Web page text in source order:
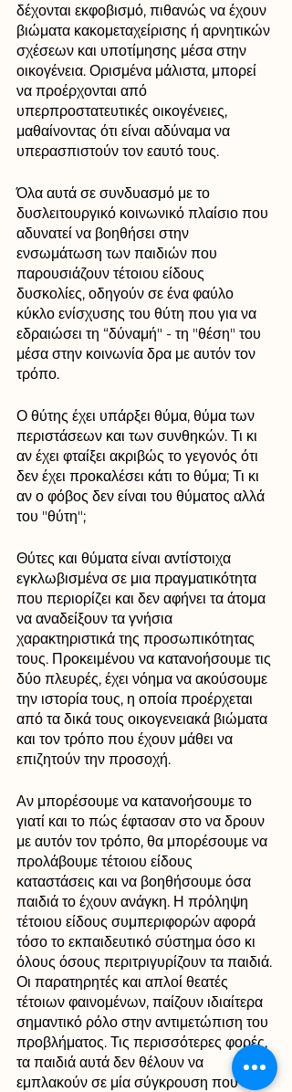
δέχονται εκφοβισμό, πιθανώς να έχουν
βιώματα κακομεταχείρισης ή αρνητικών
σχέσεων και υποτίμησης μέσα στην
οικογένεια. Ορισμένα μάλιστα, μπορεί
να προέρχονται από
υπερπροστατευτικές οικογένειες,
μαθαίνοντας ότι είναι αδύναμα να
υπερασπιστούν τον εαυτό τους.
Όλα αυτά σε συνδυασμό με το
δυσλειτουργικό κοινωνικό πλαίσιο που
αδυνατεί να βοηθήσει στην
ενσωμάτωση των παιδιών που
παρουσιάζουν τέτοιου είδους
δυσκολίες, οδηγούν σε ένα φαύλο
κύκλο ενίσχυσης του θύτη που για να
εδραιώσει τη “δύναμή" - τη "θέση" του
μέσα στην κοινωνία δρα με αυτόν τον
τρόπο.
Ο θύτης έχει υπάρξει θύμα, θύμα των
περιστάσεων και των συνθηκών. Τι κι
αν έχει φταίξει ακριβώς το γεγονός ότι
δεν έχει προκαλέσει κάτι το θύμα; Τι κι
αν ο φόβος δεν είναι του θύματος αλλά
του "θύτη";
Θύτες και θύματα είναι αντίστοιχα
εγκλωβισμένα σε μια πραγματικότητα
που περιορίζει και δεν αφήνει τα άτομα
να αναδείξουν τα γνήσια
χαρακτηριστικά της προσωπικότητας
τους. Προκειμένου να κατανοήσουμε τις
δύο πλευρές, έχει νόημα να ακούσουμε
την ιστορία τους, η οποία προέρχεται
από τα δικά τους οικογενειακά βιώματα
και τον τρόπο που έχουν μάθει να
επιζητούν την προσοχή.
Αν μπορέσουμε να κατανοήσουμε το
γιατί και το πώς έφτασαν στο να δρουν
με αυτόν τον τρόπο, θα μπορέσουμε να
προλάβουμε τέτοιου είδους
καταστάσεις και να βοηθήσουμε όσα
παιδιά το έχουν ανάγκη. Η πρόληψη
τέτοιου είδους συμπεριφορών αφορά
τόσο το εκπαιδευτικό σύστημα όσο κι
όλους όσους περιτριγυρίζουν τα παιδιά.
Οι παρατηρητές και απλοί θεατές
τέτοιων φαινομένων, παίζουν ιδιαίτερα
σημαντικό ρόλο στην αντιμετώπιση του
προβλήματος. Τις περισσότερες φορές,
τα παιδιά αυτά δεν θέλουν να
εμπλακούν σε μία σύγκρουση που